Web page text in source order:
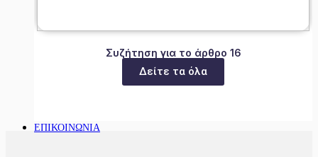
Συζήτηση για το άρθρο 16
Δείτε τα όλα
ΕΠΙΚΟΙΝΩΝΙΑ